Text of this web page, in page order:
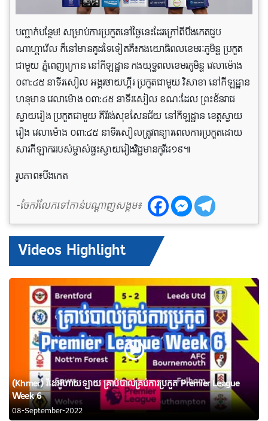
បញ្ជាក់បន្ថែម​! សម្រាប់​ការ​ប្រកួត​នៅ​ថ្ងៃ​នេះ​ដែរ​ក្រៅពី​បឹង​កេត​ជួប​
ណាហ្គាវើល ក៏​នៅ​មាន​គូដទៃ​ទៀត​គឺ៖កងយោធិពលខេមរៈភូមិន្ទ ប្រកួត
ជាមួយ ភ្នំពេញក្រោន នៅ​កីឡដ្ឋាន​ កងយុទ្ធពលខេមរភូមិន្ទ វេលាម៉ោង
០៣:៤៥ នាទីរសៀល អង្គរថាយហ្គឺរ ប្រកួតជាមួយ វិសាខា នៅ​កីឡដ្ឋាន
ហនុមាន វេលាម៉ោង ០៣:៤៥ នាទីរសៀល ខណៈដែល ព្រះខ័នរាជ
ស្វាយរៀង ប្រកួតជាមួយ គីរីវង់សុខសែនជ័យ នៅកីឡដ្ឋាន​ ខេត្ត​ស្វាយ
រៀង វេលាម៉ោង ០៣:៤៥ នាទីរសៀលត្រូវ​ពន្យារពេល​ការ​ប្រកួត​ដោយ​
សារ​កីឡាកររបស់​ម្ចាស់​ផ្ទះស្វាយរៀងវិជ្ជមានកូវីដ១៩៕
រូបភាព៖បឹងកេត
-ចែករំលែកទៅកាន់បណ្តាញសង្គម៖
Videos Highlight
(Khmer) វីដេអូហាយឡាយ គ្រាប់បាល់គ្រប់ការប្រកួត Premier League
Week 6
08-September-2022